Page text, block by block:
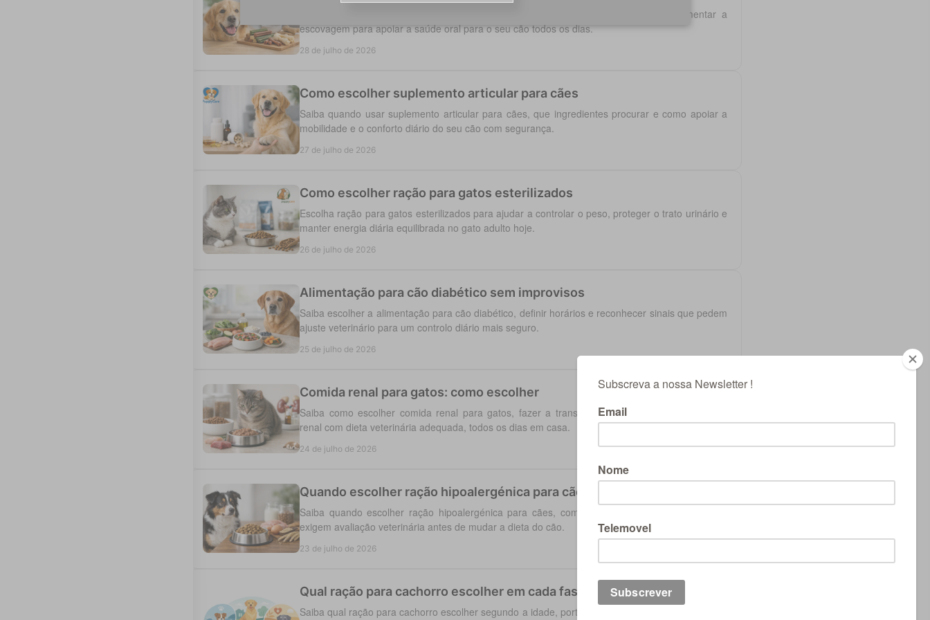
Saiba como escolher snacks dentários para cães, ajustar a frequência e complementar a
escovagem para apoiar a saúde oral para o seu cão todos os dias.
28 de julho de 2026
Como escolher suplemento articular para cães
Saiba quando usar suplemento articular para cães, que ingredientes procurar e como apoiar a
mobilidade e o conforto diário do seu cão com segurança.
27 de julho de 2026
Como escolher ração para gatos esterilizados
Escolha ração para gatos esterilizados para ajudar a controlar o peso, proteger o trato urinário e
manter energia diária equilibrada no gato adulto hoje.
26 de julho de 2026
Alimentação para cão diabético sem improvisos
Saiba escolher a alimentação para cão diabético, definir horários e reconhecer sinais que pedem
ajuste veterinário para um controlo diário mais seguro.
25 de julho de 2026
Comida renal para gatos: como escolher
Saiba como escolher comida renal para gatos, fazer a transição alimentar e apoiar a função
renal com dieta veterinária adequada, todos os dias em casa.
24 de julho de 2026
Quando escolher ração hipoalergénica para cães
Saiba quando escolher ração hipoalergénica para cães, como fazer a transição e que sinais
exigem avaliação veterinária antes de mudar a dieta do cão.
23 de julho de 2026
Qual ração para cachorro escolher em cada fase?
Saiba qual ração para cachorro escolher segundo a idade, porte, esterilização, digestão e saúde,